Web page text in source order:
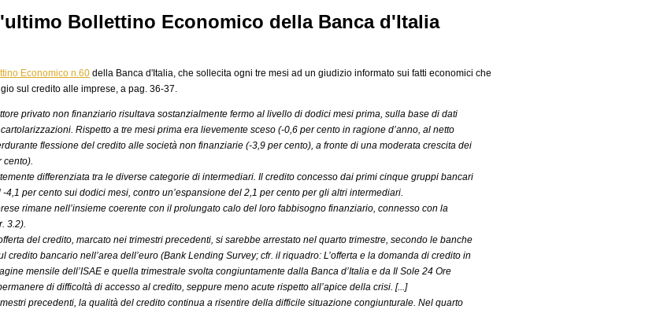
Bollettino Economico della Banca d'Italia
Economico n.60 della Banca d'Italia, che sollecita ogni tre mesi ad un giudizio informato sui fatti economici che
sul credito alle imprese, a pag. 36-37.
privato non finanziario risultava sostanzialmente fermo al livello di dodici mesi prima, sulla base di dati
Rispetto a tre mesi prima era lievemente sceso (-0,6 per cento in ragione d’anno, al netto
flessione del credito alle società non finanziarie (-3,9 per cento), a fronte di una moderata crescita dei
cento).
differenziata tra le diverse categorie di intermediari. Il credito concesso dai primi cinque gruppi bancari
4,1 per cento sui dodici mesi, contro un’espansione del 2,1 per cento per gli altri intermediari.
rimane nell’insieme coerente con il prolungato calo del loro fabbisogno finanziario, connesso con la
3.2).
del credito, marcato nei trimestri precedenti, si sarebbe arrestato nel quarto trimestre, secondo le banche
credito bancario nell’area dell’euro (Bank Lending Survey; cfr. il riquadro: L’offerta e la domanda di credito in
mensile dell’ISAE e quella trimestrale svolta congiuntamente dalla Banca d’Italia e da Il Sole 24 Ore
di difficoltà di accesso al credito, seppure meno acute rispetto all’apice della crisi. [...]
precedenti, la qualità del credito continua a risentire della difficile situazione congiunturale. Nel quarto